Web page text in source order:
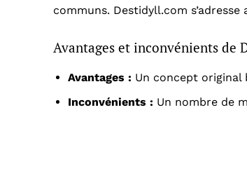
communs. Destidyll.com
Avantages et inconvénients de
Avantages : Un concept original
Inconvénients : Un nombre de